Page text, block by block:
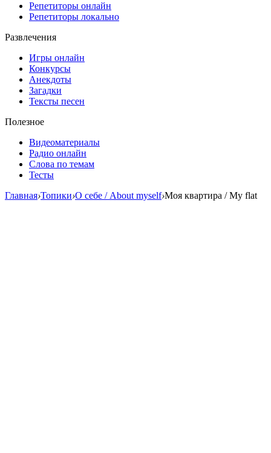
Репетиторы онлайн
Репетиторы локально
Развлечения
Игры онлайн
Конкурсы
Анекдоты
Загадки
Тексты песен
Полезное
Видеоматериалы
Радио онлайн
Слова по темам
Тесты
Главная›Топики›О себе / About myself›Моя квартира / My flat